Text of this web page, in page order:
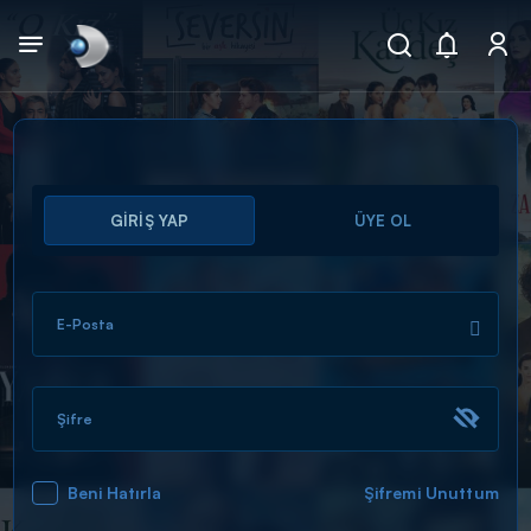
Arama
ARAMA SONUÇLARI
DİĞER SONUÇLAR
GİRİŞ YAP ÜYE OL
E-Posta
Şifre
Beni Hatırla Şifremi Unuttum